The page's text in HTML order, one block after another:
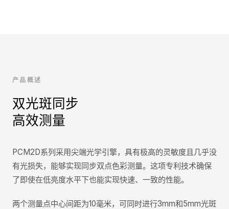
产品概述
双光斑同步
高效测量
PCM2D系列采用尖端光学引擎，具有极高的灵敏度且几乎没
有光损失，能够实现同步双点色彩测量。这项专利技术确保
了即使在低亮度水平下也能实现快速、一致的性能。
两个测量点中心间距为10毫米，可同时进行3mm和5mm光斑